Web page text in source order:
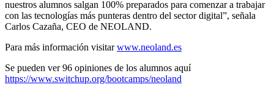
nuestros alumnos salgan 100% preparados para comenzar a trabajar
con las tecnologías más punteras dentro del sector digital”, señala
Carlos Cazaña, CEO de NEOLAND.
Para más información visitarwww.neoland.es
Se pueden ver 96 opiniones de los alumnos aquí
https://www.switchup.org/bootcamps/neoland